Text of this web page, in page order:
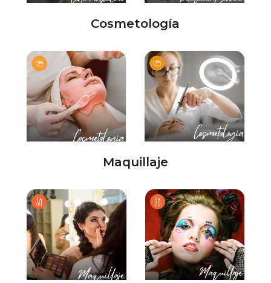
Cosmetología
Maquillaje